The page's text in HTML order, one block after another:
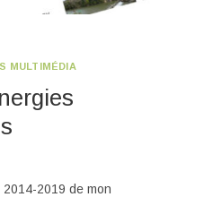
MULTIMÉDIA
2019 de mon